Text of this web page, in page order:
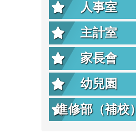
人事室
主計室
家長會
幼兒園
進修部（補校）